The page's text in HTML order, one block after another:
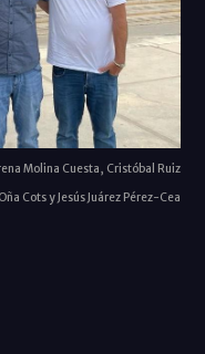
Molina Cuesta, Cristóbal Ruiz
Cots y Jesús Juárez Pérez-Cea